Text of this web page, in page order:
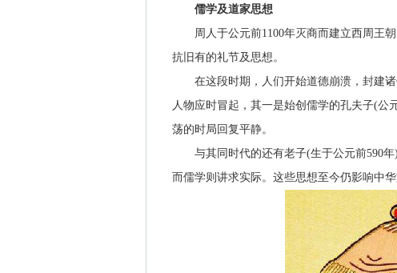
儒学及道家思想
周人于公元前1100年灭商而建立西周王朝
抗旧有的礼节及思想。
在这段时期，人们开始道德崩溃，封建诸
人物应时冒起，其一是始创儒学的孔夫子(公
荡的时局回复平静。
与其同时代的还有老子(生于公元前590年)
而儒学则讲求实际。这些思想至今仍影响中